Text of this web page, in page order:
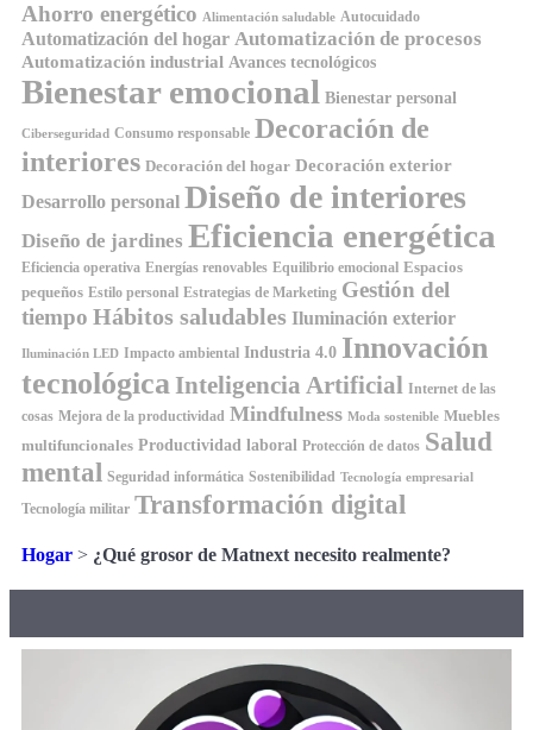
Ahorro energético Alimentación saludable Autocuidado
Automatización del hogar Automatización de procesos
Automatización industrial Avances tecnológicos
Bienestar emocional Bienestar personal
Ciberseguridad Consumo responsable Decoración de
interiores Decoración del hogar Decoración exterior
Desarrollo personal Diseño de interiores
Diseño de jardines Eficiencia energética
Eficiencia operativa Energías renovables Equilibrio emocional Espacios
pequeños Estilo personal Estrategias de Marketing Gestión del
tiempo Hábitos saludables Iluminación exterior
Iluminación LED Impacto ambiental Industria 4.0 Innovación
tecnológica Inteligencia Artificial Internet de las
cosas Mejora de la productividad Mindfulness Moda sostenible Muebles
multifuncionales Productividad laboral Protección de datos Salud
mental Seguridad informática Sostenibilidad Tecnología empresarial
Tecnología militar Transformación digital
Hogar > ¿Qué grosor de Matnext necesito realmente?